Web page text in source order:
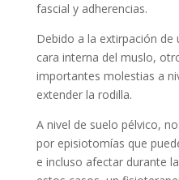
fascial y adherencias.
Debido a la extirpación de
cara interna del muslo,
importantes molestias a
extender la rodilla.
A nivel de suelo pélvico,
por episiotomías que
e incluso afectar durante